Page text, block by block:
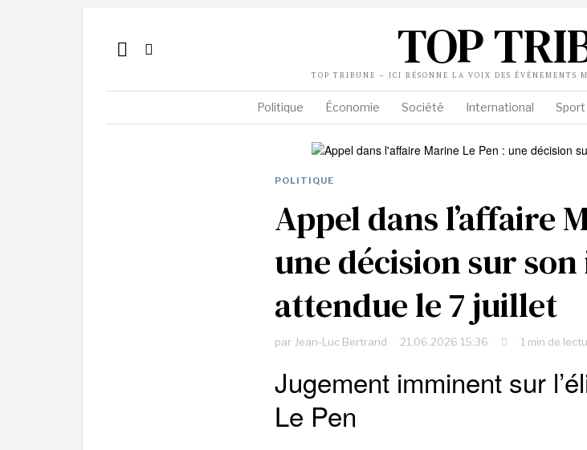
TOP
TOP TRIBUNE – ICI RÉSONNE LA VOIX DES ÉVÉNEMENTS
Politique Économie Société International Sport
POLITIQUE
Appel dans l’affaire
une décision sur
attendue le 7 juillet
par Jean-Luc Bertrand 21.06.2026 15:36 1 min de
Jugement imminent sur
Le Pen